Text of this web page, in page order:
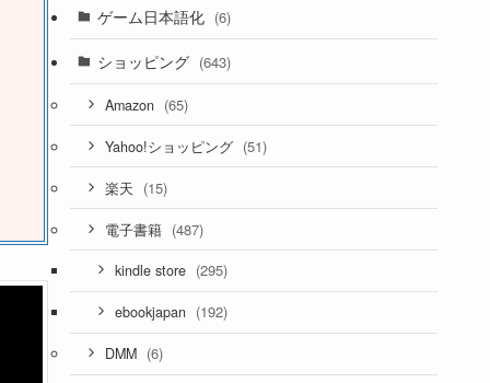
ゲーム日本語化 (6)
ショッピング (643)
Amazon (65)
Yahoo!ショッピング (51)
楽天 (15)
電子書籍 (487)
kindle store (295)
ebookjapan (192)
DMM (6)